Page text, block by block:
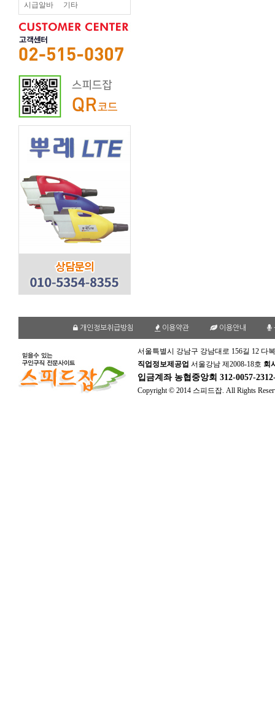
시급알바 기타
개인정보취급방침 이용약관 이용안내
서울특별시 강남구 강남대로 156길 12 다
직업정보제공업 서울강남 제2008-18호 회
입금계좌 농협중앙회 312-0057-
Copyright © 2014 스피드잡. All Rights